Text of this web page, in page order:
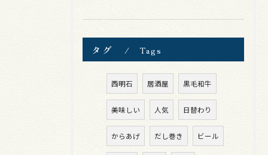
タグ Tags
西明石 居酒屋 黒毛和牛
美味しい 人気 日替わり
からあげ だし巻き ビール